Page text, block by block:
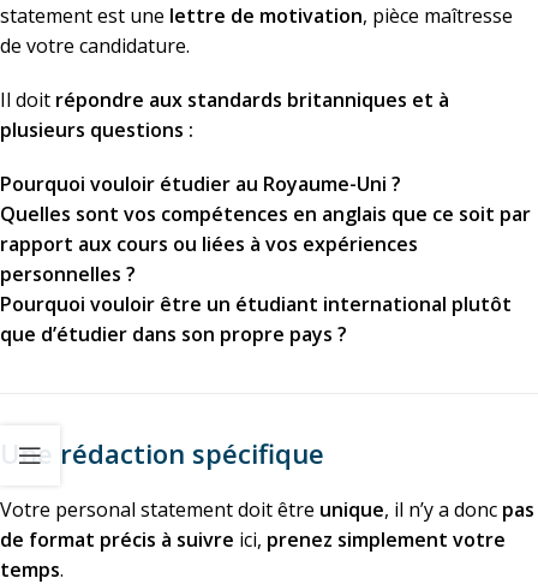
statement est une lettre de motivation, pièce maîtresse
de votre candidature.
Il doit répondre aux standards britanniques et à
plusieurs questions :
Pourquoi vouloir étudier au Royaume-Uni ?
Quelles sont vos compétences en anglais que ce soit par
rapport aux cours ou liées à vos expériences
personnelles ?
Pourquoi vouloir être un étudiant international plutôt
que d’étudier dans son propre pays ?
Une rédaction spécifique
Votre personal statement doit être unique, il n’y a donc pas
de format précis à suivre ici, prenez simplement votre
temps.